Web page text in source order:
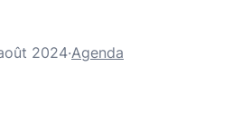
2024·Agenda